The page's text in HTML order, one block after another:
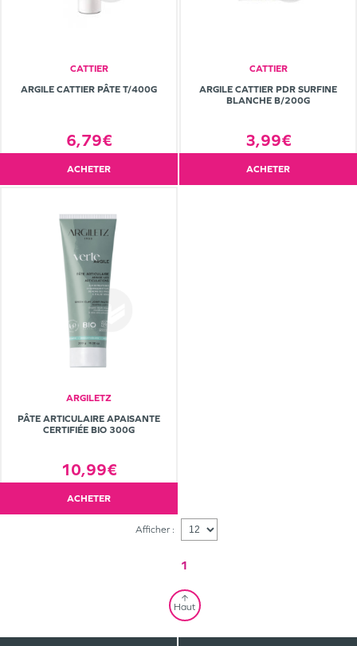
CATTIER
ARGILE CATTIER PÂTE T/400G
6,79€
ACHETER
CATTIER
ARGILE CATTIER PDR SURFINE
BLANCHE B/200G
3,99€
ACHETER
ARGILETZ
PÂTE ARTICULAIRE APAISANTE
CERTIFIÉE BIO 300G
10,99€
ACHETER
Afficher :
1
Haut